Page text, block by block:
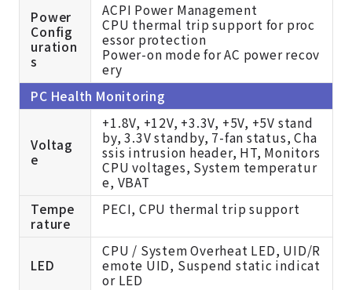
Power
Config
uration
s
ACPI Power Management
CPU thermal trip support for proc
essor protection
Power-on mode for AC power recov
ery
PC Health Monitoring
Voltag
e
+1.8V, +12V, +3.3V, +5V, +5V stand
by, 3.3V standby, 7-fan status, Cha
ssis intrusion header, HT, Monitors
CPU voltages, System temperatur
e, VBAT
Tempe
rature
PECI, CPU thermal trip support
LED
CPU / System Overheat LED, UID/R
emote UID, Suspend static indicat
or LED